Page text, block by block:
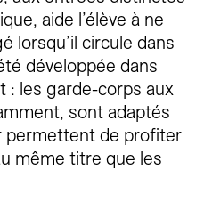
aide l’élève à ne
lorsqu’il circule dans
développée dans
: les garde-corps aux
sont adaptés
permettent de profiter
même titre que les